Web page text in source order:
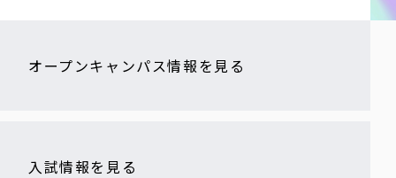
オープンキャンパス情報を見る
入試情報を見る